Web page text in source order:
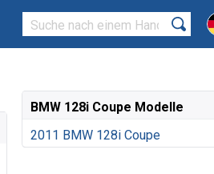
BMW 128i Coupe Modelle
2011 BMW 128i Coupe